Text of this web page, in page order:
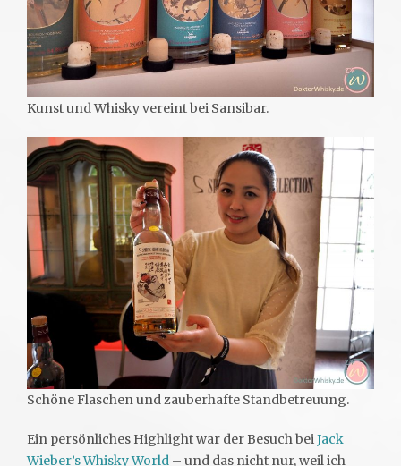
Kunst und Whisky vereint bei Sansibar.
Schöne Flaschen und zauberhafte Standbetreuung.
Ein persönliches Highlight war der Besuch beiJack
Wieber’s Whisky World – und das nicht nur, weil ich